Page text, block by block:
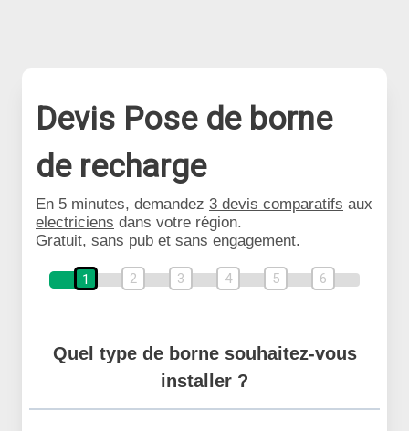
Devis Pose de borne
de recharge
En 5 minutes, demandez 3 devis comparatifs aux
electriciens dans votre région.
Gratuit, sans pub et sans engagement.
1 2 3 4 5 6
Quel type de borne souhaitez-vous
installer ?